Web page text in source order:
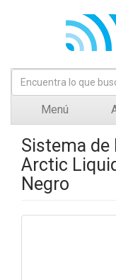
Menú
Sistema de
Arctic
Negro